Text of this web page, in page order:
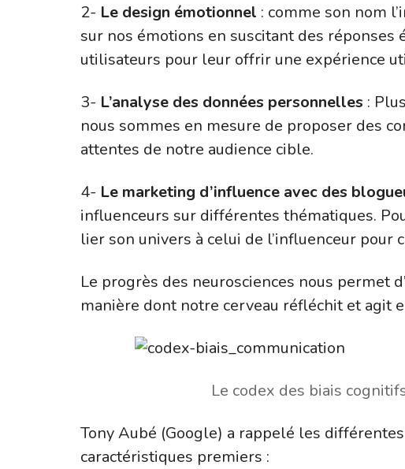
2- Le design émotionnel : comme son nom
sur nos émotions en suscitant des
utilisateurs pour leur offrir une expérience
3- L’analyse des données personnelles :
nous sommes en mesure de proposer des
attentes de notre audience cible.
4- Le marketing d’influence avec des
influenceurs sur différentes thématiques.
lier son univers à celui de l’influenceur pour
Le progrès des neurosciences nous permet
manière dont notre cerveau réfléchit et agit
Le codex des biais
Tony Aubé (Google) a rappelé les
caractéristiques premiers :